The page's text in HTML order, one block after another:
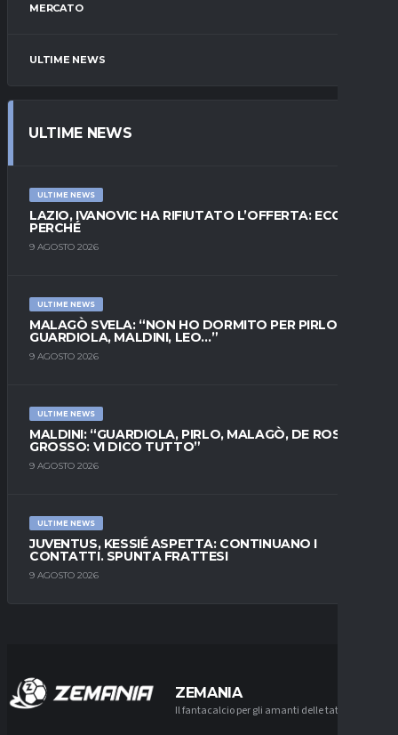
MERCATO
ULTIME NEWS
ULTIME NEWS
ULTIME NEWS
LAZIO, IVANOVIC HA RIFIUTATO L’OFFERTA: ECCO
PERCHÉ
9 AGOSTO 2026
ULTIME NEWS
MALAGÒ SVELA: “NON HO DORMITO PER PIRLO.
GUARDIOLA, MALDINI, LEO…”
9 AGOSTO 2026
ULTIME NEWS
MALDINI: “GUARDIOLA, PIRLO, MALAGÒ, DE ROSSI E
GROSSO: VI DICO TUTTO”
9 AGOSTO 2026
ULTIME NEWS
JUVENTUS, KESSIÉ ASPETTA: CONTINUANO I
CONTATTI. SPUNTA FRATTESI
9 AGOSTO 2026
ZEMANIA
Il fantacalcio per gli amanti delle tattiche